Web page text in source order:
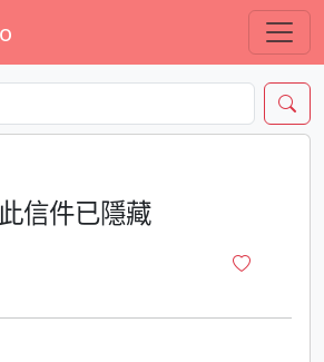
此信件已隱藏